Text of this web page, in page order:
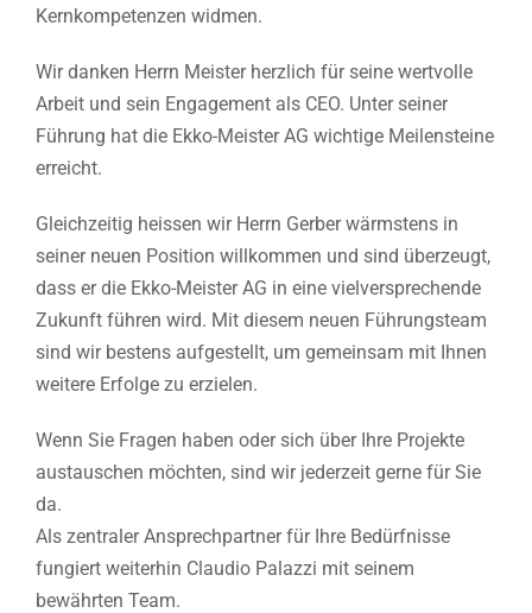
Kernkompetenzen widmen.
Wir danken Herrn Meister herzlich für seine wertvolle
Arbeit und sein Engagement als CEO. Unter seiner
Führung hat die Ekko-Meister AG wichtige Meilensteine
erreicht.
Gleichzeitig heissen wir Herrn Gerber wärmstens in
seiner neuen Position willkommen und sind überzeugt,
dass er die Ekko-Meister AG in eine vielversprechende
Zukunft führen wird. Mit diesem neuen Führungsteam
sind wir bestens aufgestellt, um gemeinsam mit Ihnen
weitere Erfolge zu erzielen.
Wenn Sie Fragen haben oder sich über Ihre Projekte
austauschen möchten, sind wir jederzeit gerne für Sie
da.
Als zentraler Ansprechpartner für Ihre Bedürfnisse
fungiert weiterhin Claudio Palazzi mit seinem
bewährten Team.